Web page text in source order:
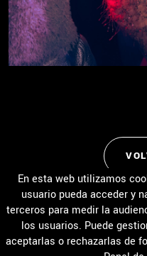
En esta web utilizamos
usuario pueda acceder y
terceros para medir la
los usuarios. Puede
aceptarlas o rechazarlas de
INICIO ACADEMIA
TIPOS DE BAILE